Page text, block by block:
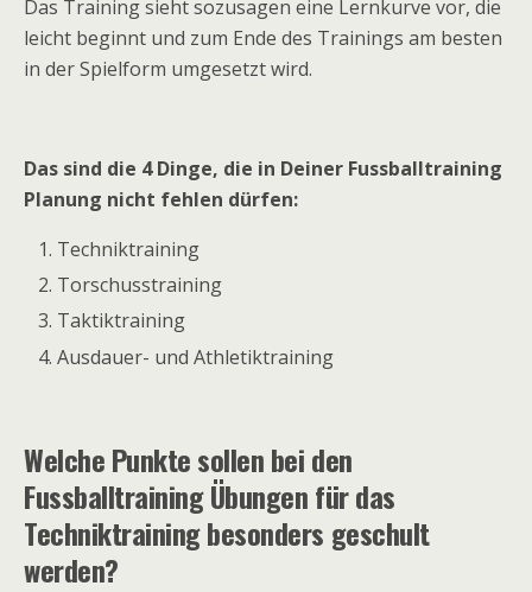
Das Training sieht sozusagen eine Lernkurve vor, die
leicht beginnt und zum Ende des Trainings am besten
in der Spielform umgesetzt wird.
Das sind die 4 Dinge, die in Deiner Fussballtraining
Planung nicht fehlen dürfen:
Techniktraining
Torschusstraining
Taktiktraining
Ausdauer- und Athletiktraining
Welche Punkte sollen bei den
Fussballtraining Übungen für das
Techniktraining besonders geschult
werden?